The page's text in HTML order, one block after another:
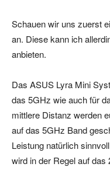
Schauen wir uns zuerst
an. Diese kann ich
anbieten.
Das ASUS Lyra Mini
das 5GHz wie auch für
mittlere Distanz werden
auf das 5GHz Band
Leistung natürlich
wird in der Regel auf